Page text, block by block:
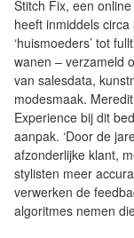
Stitch Fix, een
heeft inmiddels
‘huismoeders’ tot
wanen – verzameld
van salesdata,
modesmaak.
Experience bij dit
aanpak. ‘Door de
afzonderlijke klant,
stylisten meer
verwerken de
algoritmes nemen